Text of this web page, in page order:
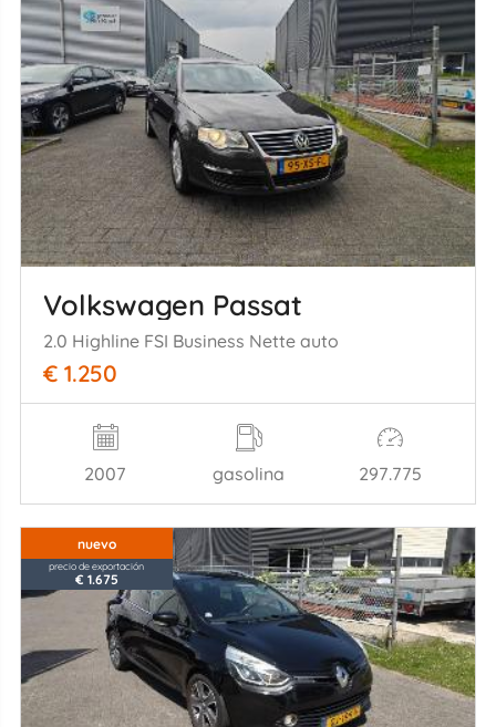
Volkswagen Passat
2.0 Highline FSI Business Nette auto
€ 1.250
2007 gasolina 297.775
nuevo
precio de exportación
€ 1.675